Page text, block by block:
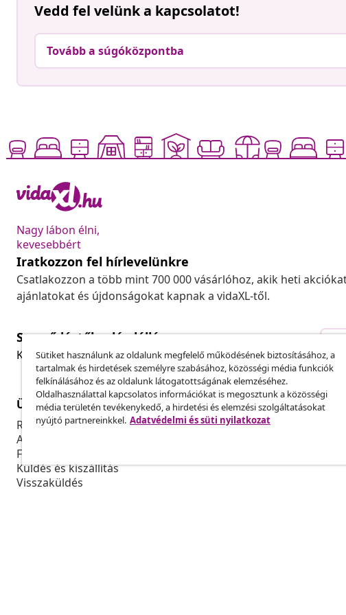
Vedd fel velünk a kapcsolatot!
Tovább a súgóközpontba
Nagy lábon élni,
kevesebbért
Iratkozzon fel hírlevelünkre
Csatlakozzon a több mint 700 000 vásárlóhoz, akik heti
ajánlatokat és újdonságokat kapnak a vidaXL-től.
Szerződéstől való elállás
Küldj be egy rendelés lemondására vonatkozó kérelmet.
Ügyfélszolgálat
Rendelés nyomon követése
A fiókom
Fizetés
Küldés és kiszállítás
Visszaküldés
Üzlet
Partnerprogram
Sütiket használunk az oldalunk megfelelő működésének biztosításához, a
tartalmak és hirdetések személyre szabásához, közösségi média funkciók
felkínálásához és az oldalunk látogatottságának elemzéséhez.
Oldalhasználattal kapcsolatos információkat is megosztunk a közösségi
média területén tevékenykedő, a hirdetési és elemzési szolgáltatásokat
nyújtó partnereinkkel. Adatvédelmi és süti nyilatkozat